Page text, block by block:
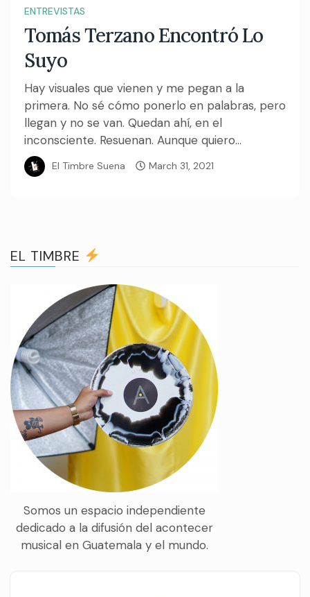
ENTREVISTAS
Tomás Terzano Encontró Lo
Suyo
Hay visuales que vienen y me pegan a la
primera. No sé cómo ponerlo en palabras, pero
llegan y no se van. Quedan ahí, en el
inconsciente. Resuenan. Aunque quiero...
El Timbre Suena March 31, 2021
EL TIMBRE
Somos un espacio independiente
dedicado a la difusión del acontecer
musical en Guatemala y el mundo.